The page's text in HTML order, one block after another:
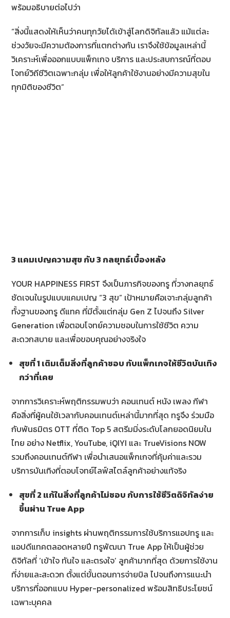
พร้อมอธิบายต่อไปว่า
“สิ่งนี้แสดงให้เห็นว่าคนทุกวัยได้เข้าสู่โลกดิจิทัลแล้ว แม้แต่ละ
ช่วงวัยจะมีความต้องการที่แตกต่างกัน เราจึงใช้ข้อมูลเหล่านี้
วิเคราะห์เพื่อออกแบบแพ็กเกจ บริการ และประสบการณ์ที่ตอบ
โจทย์วิถีชีวิตเฉพาะกลุ่ม เพื่อให้ลูกค้าใช้งานอย่างมีความสุขใน
ทุกมิติของชีวิต”
3 แคมเปญความสุข กับ 3 กลยุทธ์เบื้องหลัง
YOUR HAPPINESS FIRST จึงเป็นภารกิจของทรู ที่วางกลยุทธ์
ชัดเจนในรูปแบบแคมเปญ “3 สุข” เป้าหมายคือเจาะกลุ่มลูกค้า
ทั้งฐานของทรู ดีแทค ที่มีตั้งแต่กลุ่ม Gen Z ไปจนถึง Silver
Generation เพื่อตอบโจทย์ความชอบในการใช้ชีวิต ความ
สะดวกสบาย และเพื่อขอบคุณอย่างจริงใจ
สุขที่1 เติมเต็มสิ่งที่ลูกค้าชอบ กับแพ็กเกจให้ชีวิตบันเทิง
กว่าที่เคย
จากการวิเคราะห์พฤติกรรมพบว่า คอนเทนต์ หนัง เพลง กีฬา
คือสิ่งที่ผู้คนใช้เวลากับคอนเทนต์เหล่านี้มากที่สุด ทรูจึง ร่วมมือ
กับพันธมิตร OTT ที่ติด Top 5 สตรีมมิ่งระดับโลกยอดนิยมใน
ไทย อย่าง Netflix, YouTube, iQIYI และ TrueVisions NOW
รวมถึงคอนเทนต์กีฬา เพื่อนำเสนอแพ็กเกจที่คุ้มค่าและรวม
บริการบันเทิงที่ตอบโจทย์ไลฟ์สไตล์ลูกค้าอย่างแท้จริง
สุขที่2 แก้ในสิ่งที่ลูกค้าไม่ชอบ กับการใช้ชีวิตดิจิทัลง่าย
ขึ้นผ่าน True App
จากการเก็บ insights ผ่านพฤติกรรมการใช้บริการแอปทรู และ
แอปดีแทคตลอดหลายปี ทรูพัฒนา True App ให้เป็นผู้ช่วย
ดิจิทัลที่ ‘เข้าใจ ทันใจ และตรงใจ’ ลูกค้ามากที่สุด ด้วยการใช้งาน
ที่ง่ายและสะดวก ตั้งแต่ขั้นตอนการจ่ายบิล ไปจนถึงการแนะนำ
บริการที่ออกแบบ Hyper-personalized พร้อมสิทธิประโยชน์
เฉพาะบุคคล